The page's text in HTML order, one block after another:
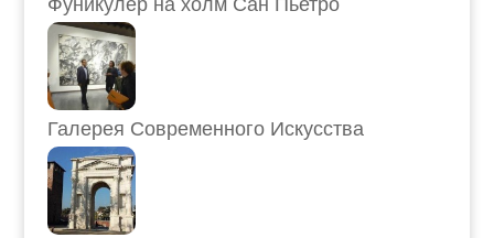
Галерея Современного Искусства